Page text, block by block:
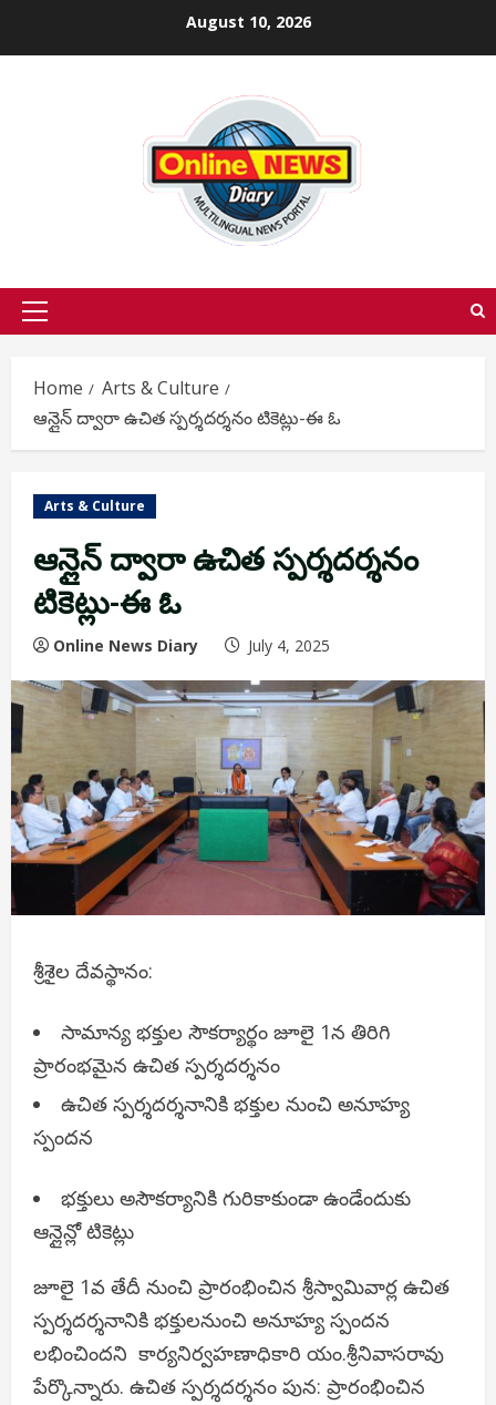
August 10, 2026
Primary
Home
Arts & Culture
ఆన్లైన్ ద్వారా ఉచిత స్పర్శదర్శనం టికెట్లు-ఈ ఓ
Arts & Culture
ఆన్లైన్ ద్వారా ఉచిత స్పర్శదర్శనం
టికెట్లు-ఈ ఓ
Online News Diary July 4, 2025
శ్రీశైల దేవస్థానం:
సామాన్య భక్తుల సౌకర్యార్థం జూలై 1న తిరిగి
ప్రారంభమైన ఉచిత స్పర్శదర్శనం
ఉచిత స్పర్శదర్శనానికి భక్తుల నుంచి అనూహ్య
స్పందన
భక్తులు అసౌకర్యానికి గురికాకుండా ఉండేందుకు
ఆన్లైన్లో టికెట్లు
జూలై 1వ తేదీ నుంచి ప్రారంభించిన శ్రీస్వామివార్ల ఉచిత
స్పర్శదర్శనానికి భక్తులనుంచి అనూహ్య స్పందన
లభించిందని కార్యనిర్వహణాధికారి యం.శ్రీనివాసరావు
పేర్కొన్నారు. ఉచిత స్పర్శదర్శనం పున: ప్రారంభించిన